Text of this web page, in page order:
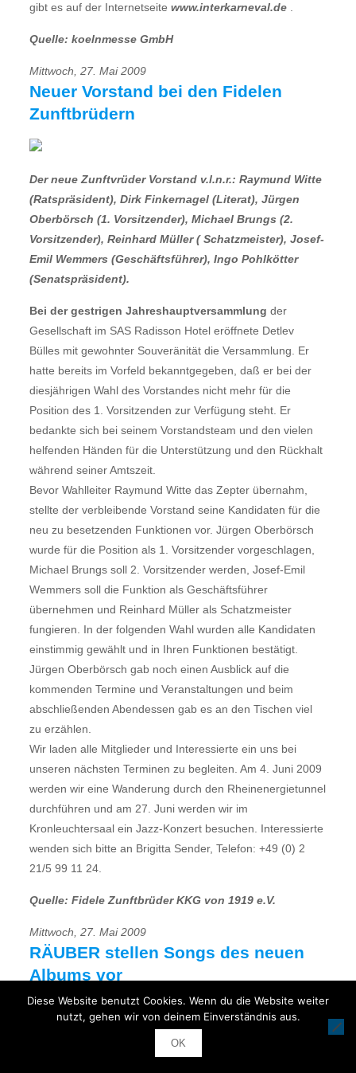
gibt es auf der Internetseite www.interkarneval.de.
Quelle: koelnmesse GmbH
Mittwoch, 27. Mai 2009
Neuer Vorstand bei den Fidelen
Zunftbrüdern
Der neue Zunftvrüder Vorstand v.l.n.r.: Raymund Witte
(Ratspräsident), Dirk Finkernagel (Literat), Jürgen
Oberbörsch (1. Vorsitzender), Michael Brungs (2.
Vorsitzender), Reinhard Müller ( Schatzmeister), Josef-
Emil Wemmers (Geschäftsführer), Ingo Pohlkötter
(Senatspräsident).
Bei der gestrigen Jahreshauptversammlung der
Gesellschaft im SAS Radisson Hotel eröffnete Detlev
Bülles mit gewohnter Souveränität die Versammlung. Er
hatte bereits im Vorfeld bekanntgegeben, daß er bei der
diesjährigen Wahl des Vorstandes nicht mehr für die
Position des 1. Vorsitzenden zur Verfügung steht. Er
bedankte sich bei seinem Vorstandsteam und den vielen
helfenden Händen für die Unterstützung und den Rückhalt
während seiner Amtszeit.
Bevor Wahlleiter Raymund Witte das Zepter übernahm,
stellte der verbleibende Vorstand seine Kandidaten für die
neu zu besetzenden Funktionen vor. Jürgen Oberbörsch
wurde für die Position als 1. Vorsitzender vorgeschlagen,
Michael Brungs soll 2. Vorsitzender werden, Josef-Emil
Wemmers soll die Funktion als Geschäftsführer
übernehmen und Reinhard Müller als Schatzmeister
fungieren. In der folgenden Wahl wurden alle Kandidaten
einstimmig gewählt und in Ihren Funktionen bestätigt.
Jürgen Oberbörsch gab noch einen Ausblick auf die
kommenden Termine und Veranstaltungen und beim
abschließenden Abendessen gab es an den Tischen viel
zu erzählen.
Wir laden alle Mitglieder und Interessierte ein uns bei
unseren nächsten Terminen zu begleiten. Am 4. Juni 2009
werden wir eine Wanderung durch den Rheinenergietunnel
durchführen und am 27. Juni werden wir im
Kronleuchtersaal ein Jazz-Konzert besuchen. Interessierte
wenden sich bitte an Brigitta Sender, Telefon: +49 (0) 2
21/5 99 11 24.
Quelle: Fidele Zunftbrüder KKG von 1919 e.V.
Mittwoch, 27. Mai 2009
RÄUBER stellen Songs des neuen
Albums vor
Getreu nach dem Motto Nichts ist so alt wie der Erfolg von
gestern sind die Räuber mit ganz frischen Songs auf
Konzerten unterwegs. Das aktuelle Programm ist eine
Diese Website benutzt Cookies. Wenn du die Website weiter
nutzt, gehen wir von deinem Einverständnis aus.
OK